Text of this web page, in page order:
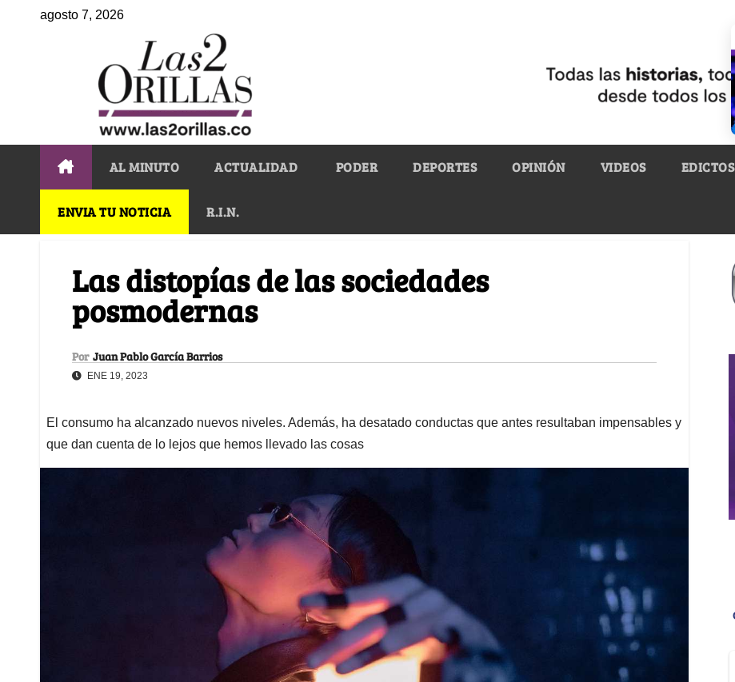
agosto 7, 2026
AL MINUTO ACTUALIDAD PODER DEPORTES OPINIÓN VIDEOS EDICTOS
ENVIA TU NOTICIA R.I.N.
Las distopías de las sociedades
posmodernas
Por Juan Pablo García Barrios
ENE 19, 2023
El consumo ha alcanzado nuevos niveles. Además, ha desatado conductas que antes resultaban impensables y
que dan cuenta de lo lejos que hemos llevado las cosas